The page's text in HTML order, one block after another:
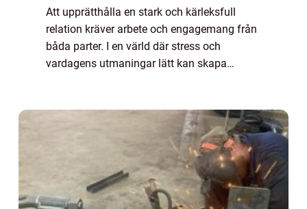
Att upprätthålla en stark och kärleksfull
relation kräver arbete och engagemang från
båda parter. I en värld där stress och
vardagens utmaningar lätt kan skapa